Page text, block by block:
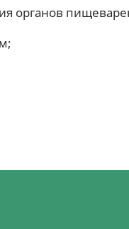
органов